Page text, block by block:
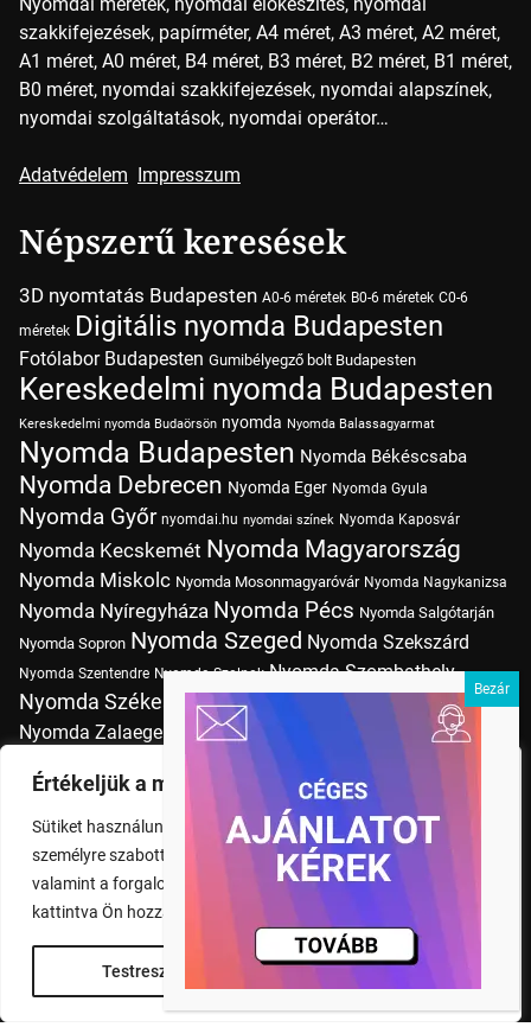
Értékeljük a magánéletét
Sütiket használunk a böngészési élmény fokozására,
személyre szabott hirdetések vagy tartalmak megjelenítésére,
valamint a forgalom elemzésére. A "Mindent elfogad" gombra
kattintva Ön hozzájárul a cookie-k használatához.
Testreszabás Rendben
szakkifejezések, papírméter, A4 méret, A3 méret, A2 méret,
A1 méret, A0 méret, B4 méret, B3 méret, B2 méret, B1 méret,
B0 méret, nyomdai szakkifejezések, nyomdai alapszínek,
nyomdai szolgáltatások, nyomdai operátor…
Adatvédelem Impresszum
Népszerű keresések
3D nyomtatás Budapesten A0-6 méretek B0-6 méretek C0-6
méretek Digitális nyomda Budapesten
Fotólabor Budapesten Gumibélyegző bolt Budapesten
Kereskedelmi nyomda Budapesten
Kereskedelmi nyomda Budaörsön nyomda Nyomda Balassagyarmat
Nyomda Budapesten Nyomda Békéscsaba
Nyomda Debrecen Nyomda Eger Nyomda Gyula
Nyomda Győr nyomdai.hu nyomdai színek Nyomda Kaposvár
Nyomda Kecskemét Nyomda Magyarország
Nyomda Miskolc Nyomda Mosonmagyaróvár Nyomda Nagykanizsa
Nyomda Nyíregyháza Nyomda Pécs Nyomda Salgótarján
Nyomda Sopron Nyomda Szeged Nyomda Szekszárd
Nyomda Szentendre Nyomda Szolnok Nyomda Szombathely
Nyomda Székesfehérvár Nyomda Tatabánya Nyomda Vác
Nyomda Zalaegerszeg Nyomda Érd nyomtatás
Nyomtatás Budapesten
Pólónyomtatás Budapesten Szitanyomda Budapesten
Tudásbázis